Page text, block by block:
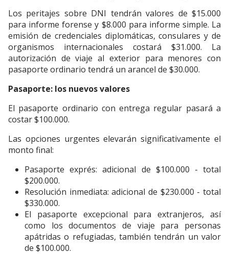
Los peritajes sobre DNI tendrán valores de $15.000
para informe forense y $8.000 para informe simple. La
emisión de credenciales diplomáticas, consulares y de
organismos internacionales costará $31.000. La
autorización de viaje al exterior para menores con
pasaporte ordinario tendrá un arancel de $30.000.
Pasaporte: los nuevos valores
El pasaporte ordinario con entrega regular pasará a
costar $100.000.
Las opciones urgentes elevarán significativamente el
monto final:
Pasaporte exprés: adicional de $100.000 - total
$200.000.
Resolución inmediata: adicional de $230.000 - total
$330.000.
El pasaporte excepcional para extranjeros, así
como los documentos de viaje para personas
apátridas o refugiadas, también tendrán un valor
de $100.000.